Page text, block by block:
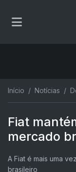
Início Notícias
Fiat
mercado
A Fiat é mais uma
brasileiro